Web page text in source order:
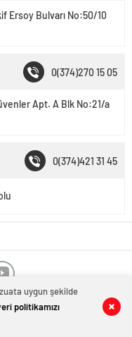
Ersoy Bulvarı No:50/10
0(374)270 15 05
Apt. A Blk No:21/a
0(374)421 31 45
uygun şekilde
politikamızı
Kursu-Dans Kursu
servisi İstanbul
Evden